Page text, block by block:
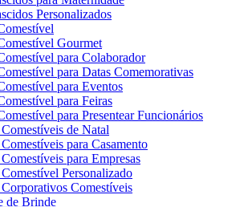
Personalizados
Gourmet
para Colaborador
para Datas Comemorativas
para Eventos
para Feiras
para Presentear Funcionários
de Natal
para Casamento
para Empresas
Personalizado
Comestíveis
de Brinde